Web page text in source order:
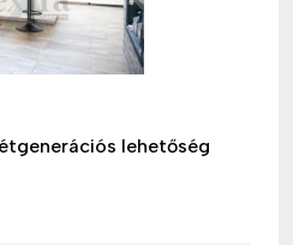
lehetőség